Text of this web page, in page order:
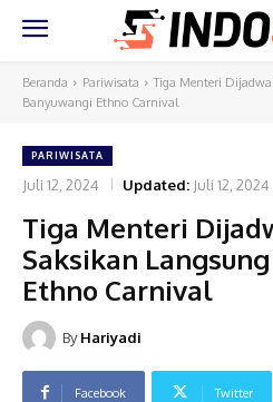
Beranda Pariwisata
Tiga Menteri
Banyuwangi Ethno Carnival
PARIWISATA
Juli 12, 2024 Updated: Juli 12, 2024
Tiga Menteri
Saksikan
Ethno Carnival
By Hariyadi
Facebook Twitter